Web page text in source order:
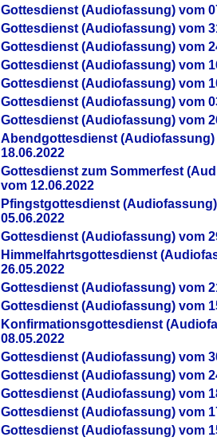
Gottesdienst (Audiofassung) vom
Gottesdienst (Audiofassung) vom
Gottesdienst (Audiofassung) vom
Gottesdienst (Audiofassung) vom
Gottesdienst (Audiofassung) vom
Gottesdienst (Audiofassung) vom
Gottesdienst (Audiofassung) vom
Abendgottesdienst (Audiofassung)
18.06.2022
Gottesdienst zum Sommerfest
vom 12.06.2022
Pfingstgottesdienst
05.06.2022
Gottesdienst (Audiofassung) vom
Himmelfahrtsgottesdienst
26.05.2022
Gottesdienst (Audiofassung) vom
Gottesdienst (Audiofassung) vom
Konfirmationsgottesdienst
08.05.2022
Gottesdienst (Audiofassung) vom
Gottesdienst (Audiofassung) vom
Gottesdienst (Audiofassung) vom
Gottesdienst (Audiofassung) vom
Gottesdienst (Audiofassung) vom